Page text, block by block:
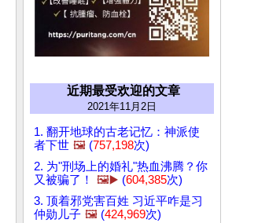
近期最受欢迎的文章
2021年11月2日
1. 翻开地球的古老记忆：神派使
者下世 🖼️ (757,198次)
2. 为"刑场上的婚礼"热血沸腾？你
又被骗了！
🖼️▶️ (604,385次)
3. 顶着邪党害百姓 习近平咋是习
仲勋儿子 🖼️ (424,969次)